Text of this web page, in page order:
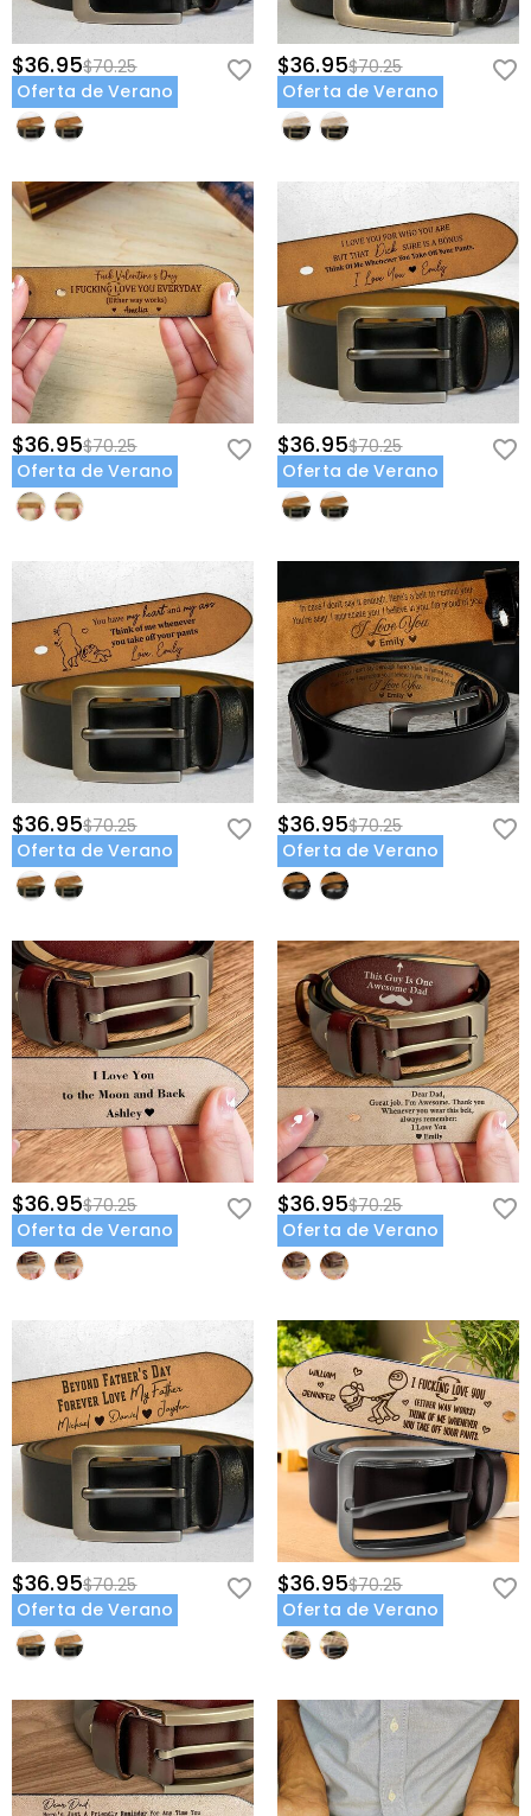
$36.95$70.25
Oferta de Verano
$36.95$70.25
Oferta de Verano
$36.95$70.25
Oferta de Verano
$36.95$70.25
Oferta de Verano
$36.95$70.25
Oferta de Verano
$36.95$70.25
Oferta de Verano
$36.95$70.25
Oferta de Verano
$36.95$70.25
Oferta de Verano
$36.95$70.25
Oferta de Verano
$36.95$70.25
Oferta de Verano